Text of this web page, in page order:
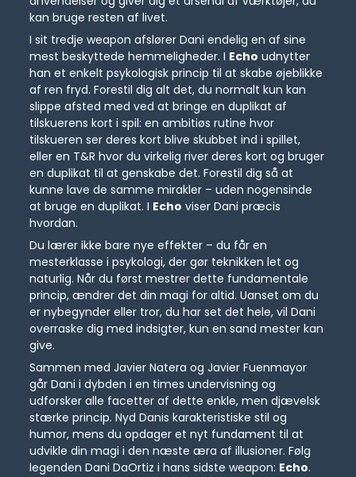
kan bruge resten af livet.
I sit tredje weapon afslører Dani endelig en af sine
mest beskyttede hemmeligheder. I Echo udnytter
han et enkelt psykologisk princip til at skabe øjeblikke
af ren fryd. Forestil dig alt det, du normalt kun kan
slippe afsted med ved at bringe en duplikat af
tilskuerens kort i spil: en ambitiøs rutine hvor
tilskueren ser deres kort blive skubbet ind i spillet,
eller en T&R hvor du virkelig river deres kort og bruger
en duplikat til at genskabe det. Forestil dig så at
kunne lave de samme mirakler – uden nogensinde
at bruge en duplikat. I Echo viser Dani præcis
hvordan.
Du lærer ikke bare nye effekter – du får en
mesterklasse i psykologi, der gør teknikken let og
naturlig. Når du først mestrer dette fundamentale
princip, ændrer det din magi for altid. Uanset om du
er nybegynder eller tror, du har set det hele, vil Dani
overraske dig med indsigter, kun en sand mester kan
give.
Sammen med Javier Natera og Javier Fuenmayor
går Dani i dybden i en times undervisning og
udforsker alle facetter af dette enkle, men djævelsk
stærke princip. Nyd Danis karakteristiske stil og
humor, mens du opdager et nyt fundament til at
udvikle din magi i den næste æra af illusioner. Følg
legenden Dani DaOrtiz i hans sidste weapon: Echo.